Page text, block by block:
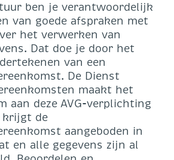
ben je verantwoordelijk
van goede afspraken met
het verwerken van
Dat doe je door het
van een
De Dienst
maakt het
aan deze AVG-verplichting
krijgt de
aangeboden in
en alle gegevens zijn al